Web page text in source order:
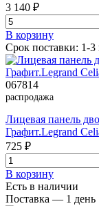
3 140 ₽
В корзинy
Срок поставки: 1-3
067814
распродажа
Лицевая панель
Графит.Legrand
725 ₽
В корзинy
Есть в наличии
Поставка — 1 день